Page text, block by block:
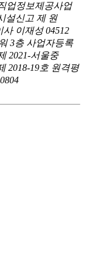
업정보제공사업
설신고 제 원
사 이재성 04512
3층 사업자등록
2021-서울중
2018-19호 원격평